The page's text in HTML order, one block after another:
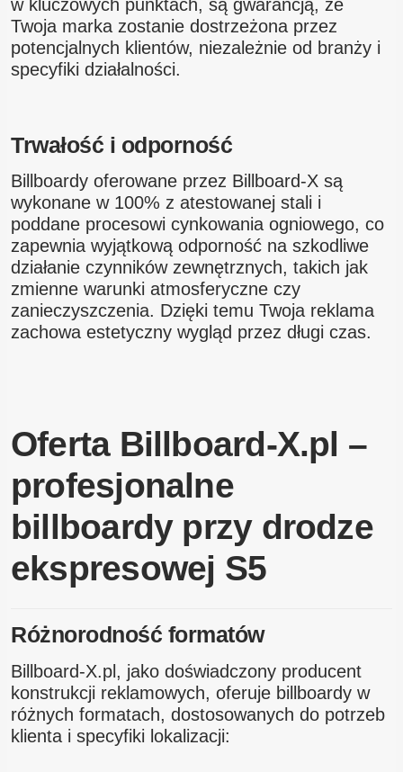
w kluczowych punktach, są gwarancją, że
Twoja marka zostanie dostrzeżona przez
potencjalnych klientów, niezależnie od branży i
specyfiki działalności.
Trwałość i odporność
Billboardy oferowane przez Billboard-X są
wykonane w 100% z atestowanej stali i
poddane procesowi cynkowania ogniowego, co
zapewnia wyjątkową odporność na szkodliwe
działanie czynników zewnętrznych, takich jak
zmienne warunki atmosferyczne czy
zanieczyszczenia. Dzięki temu Twoja reklama
zachowa estetyczny wygląd przez długi czas.
Oferta Billboard-X.pl –
profesjonalne
billboardy przy drodze
ekspresowej S5
Różnorodność formatów
Billboard-X.pl, jako doświadczony producent
konstrukcji reklamowych, oferuje billboardy w
różnych formatach, dostosowanych do potrzeb
klienta i specyfiki lokalizacji: